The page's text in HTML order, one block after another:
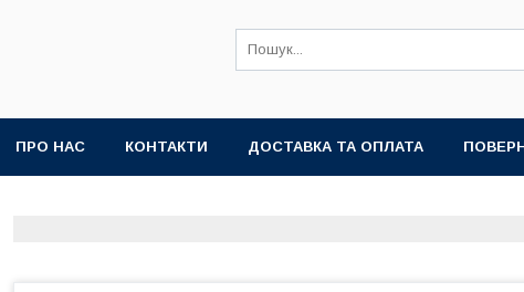
ПРО НАС КОНТАКТИ ДОСТАВКА ТА ОПЛАТА